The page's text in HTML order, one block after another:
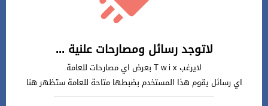
لاتوجد رسائل ومصارحات علنية ...
لايرغب T w i x بعرض اي مصارحات للعامة
اي رسائل يقوم هذا المستخدم بضبطها متاحة للعامة ستظهر هنا